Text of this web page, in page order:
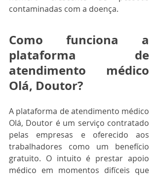
contaminadas com a doença.
Como funciona a
plataforma de
atendimento médico
Olá, Doutor?
A plataforma de atendimento médico
Olá, Doutor é um serviço contratado
pelas empresas e oferecido aos
trabalhadores como um benefício
gratuito. O intuito é prestar apoio
médico em momentos difíceis que